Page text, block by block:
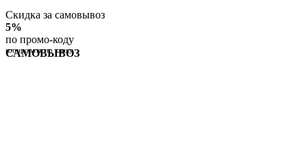
Скидка за самовывоз
5%
по промо-коду
копировать по клику
САМОВЫВОЗ